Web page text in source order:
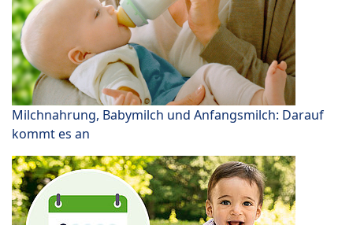
Milchnahrung, Babymilch und Anfangsmilch: Darauf
kommt es an